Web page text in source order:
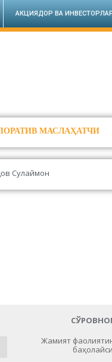
АКЦИЯДОР ВА
МАСЛАҲАТЧИ
Сулаймон
Жамият